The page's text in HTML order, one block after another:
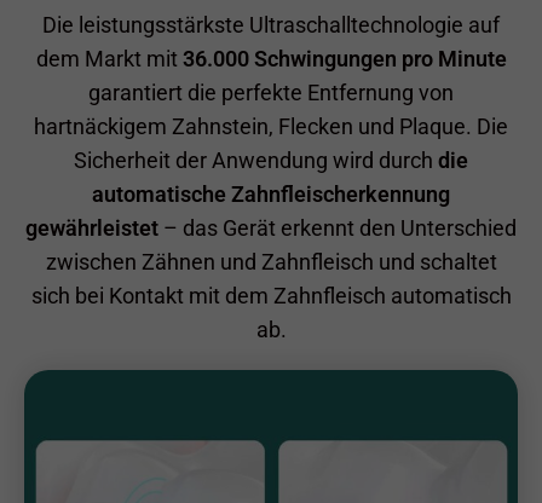
Die leistungsstärkste Ultraschalltechnologie auf
dem Markt mit 36.000 Schwingungen pro Minute
garantiert die perfekte Entfernung von
hartnäckigem Zahnstein, Flecken und Plaque. Die
Sicherheit der Anwendung wird durch die
automatische Zahnfleischerkennung
gewährleistet – das Gerät erkennt den Unterschied
zwischen Zähnen und Zahnfleisch und schaltet
sich bei Kontakt mit dem Zahnfleisch automatisch
ab.